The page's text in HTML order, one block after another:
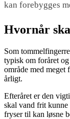
kan forebygges
Hvornår
Som
typisk om foråret
område med
årligt.
Efteråret er den
skal vand frit kunne
fryser til kan løsne